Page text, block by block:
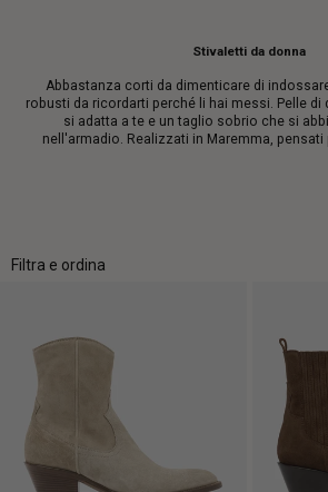
Stivaletti da donna
Abbastanza corti da dimenticare di
robusti da ricordarti perché li hai messi. Pelle di
si adatta a te e un taglio sobrio che si
nell'armadio. Realizzati in Maremma,
Filtra e ordina